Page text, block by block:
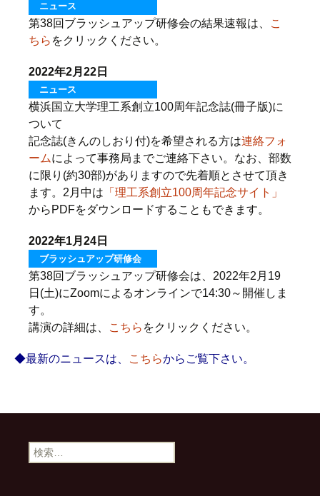
ニュース
第38回ブラッシュアップ研修会の結果速報は、
こ
ちら をクリックください。
2022年2月22日
ニュース
横浜国立大学理工系創立100周年記念誌(冊子版)に
ついて
記念誌(きんのしおり付)を希望される方は連絡フォ
ームによって事務局までご連絡下さい。なお、部数
に限り(約30部)がありますので先着順とさせて頂き
ます。2月中は 「理工系創立100周年記念サイト」
からPDFをダウンロードすることもできます。
2022年1月24日
ブラッシュアップ研修会
第38回ブラッシュアップ研修会は、2022年2月19
日(土)にZoomによるオンラインで14:30～開催しま
す。
講演の詳細は、
こちら をクリックください。
◆最新のニュースは、 こちらからご覧下さい。
検
索